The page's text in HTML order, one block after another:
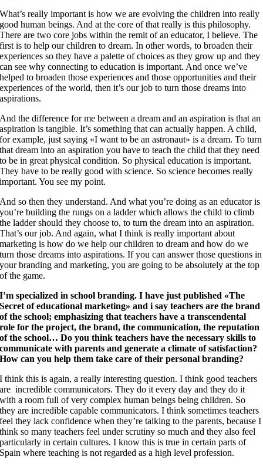
What’s really important is how we are evolving the children into really
good human beings. And at the core of that really is this philosophy.
There are two core jobs within the remit of an educator, I believe. The
first is to help our children to dream. In other words, to broaden their
experiences so they have a palette of choices as they grow up and they
can see why connecting to education is important. And once we’ve
helped to broaden those experiences and those opportunities and their
experiences of the world, then it’s our job to turn those dreams into
aspirations.
And the difference for me between a dream and an aspiration is that an
aspiration is tangible. It’s something that can actually happen. A child,
for example, just saying «I want to be an astronaut» is a dream. To turn
that dream into an aspiration you have to teach the child that they need
to be in great physical condition. So physical education is important.
They have to be really good with science. So science becomes really
important. You see my point.
And so then they understand. And what you’re doing as an educator is
you’re building the rungs on a ladder which allows the child to climb
the ladder should they choose to, to turn the dream into an aspiration.
That’s our job. And again, what I think is really important about
marketing is how do we help our children to dream and how do we
turn those dreams into aspirations. If you can answer those questions in
your branding and marketing, you are going to be absolutely at the top
of the game.
I’m specialized in school branding. I have just published «The
Secret of educational marketing» and i say teachers are the brand
of the school; emphasizing that teachers have a transcendental
role for the project, the brand, the communication, the reputation
of the school… Do you think teachers have the necessary skills to
communicate with parents and generate a climate of satisfaction?
How can you help them take care of their personal branding?
I think this is again, a really interesting question. I think good teachers
are incredible communicators. They do it every day and they do it
with a room full of very complex human beings being children. So
they are incredible capable communicators. I think sometimes teachers
feel they lack confidence when they’re talking to the parents, because I
think so many teachers feel under scrutiny so much and they also feel
particularly in certain cultures. I know this is true in certain parts of
Spain where teaching is not regarded as a high level profession.